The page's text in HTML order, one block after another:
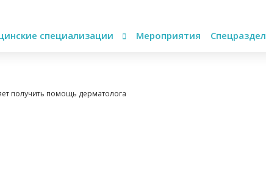
специализации Мероприятия Спецраздел
получить помощь дерматолога